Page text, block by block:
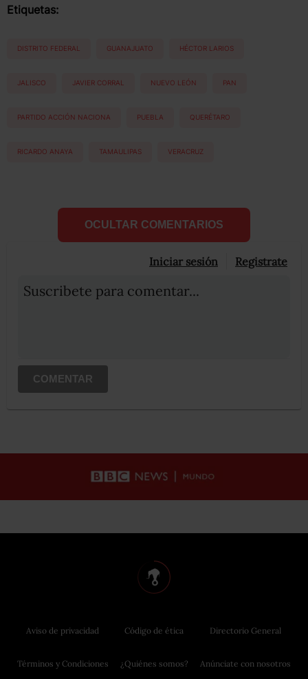
Etiquetas:
DISTRITO FEDERAL GUANAJUATO HÉCTOR LARIOS
JALISCO JAVIER CORRAL NUEVO LEÓN PAN
PARTIDO ACCIÓN NACIONA PUEBLA QUERÉTARO
RICARDO ANAYA TAMAULIPAS VERACRUZ
OCULTAR COMENTARIOS
Iniciar sesión Registrate
Suscribete para comentar...
COMENTAR
Aviso de privacidad
Términos y Condiciones
Código de ética
¿Quiénes somos?
Directorio General
Anúnciate con nosotros